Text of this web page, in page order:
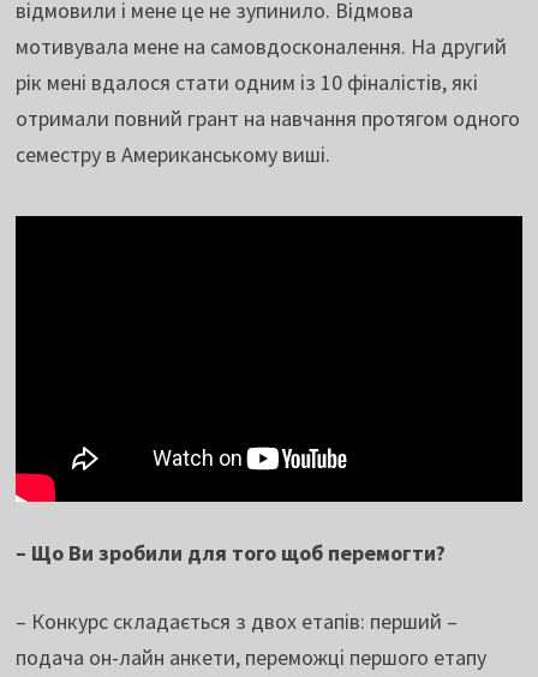
відмовили і мене це не зупинило. Відмова
мотивувала мене на самовдосконалення. На другий
рік мені вдалося стати одним із 10 фіналістів, які
отримали повний грант на навчання протягом одного
семестру в Американському виші.
– Що Ви зробили для того щоб перемогти?
– Конкурс складається з двох етапів: перший –
подача он-лайн анкети, переможці першого етапу